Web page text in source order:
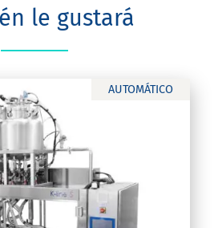
le gustará
AUTOMÁTICO